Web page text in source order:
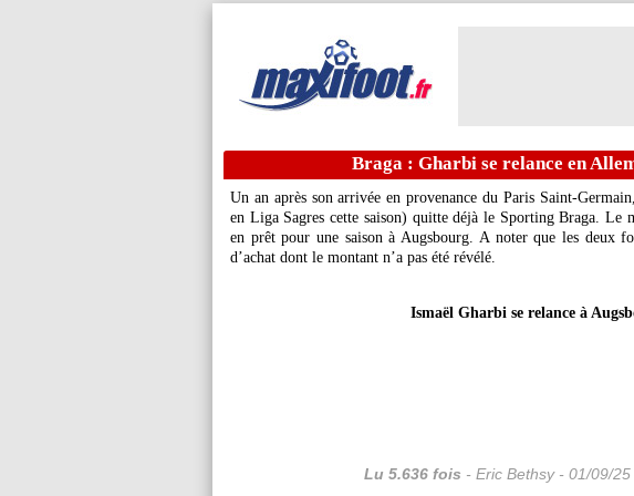
Braga : Gharbi se relance en
Un an après son arrivée en provenance du Paris Saint-Germain,
en Liga Sagres cette saison) quitte déjà le Sporting Braga.
en prêt pour une saison à Augsbourg. A noter que les deux
d’achat dont le montant n’a pas été révélé.
Ismaël Gharbi se relance à
Lu 5.636 fois - Eric Bethsy - 01/09/